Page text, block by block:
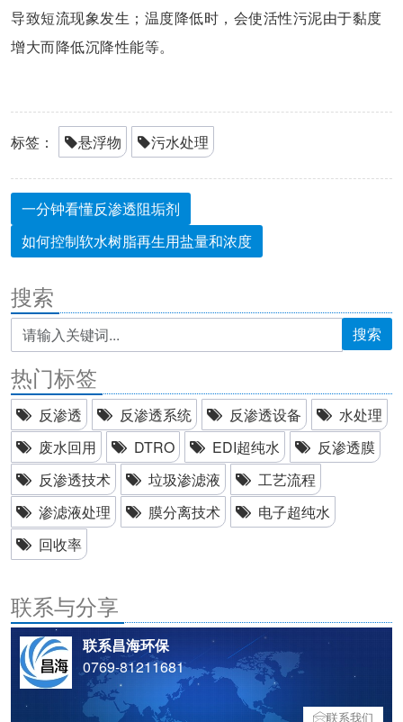
导致短流现象发生；温度降低时，会使活性污泥由于黏度
增大而降低沉降性能等。
标签： 悬浮物 污水处理
一分钟看懂反渗透阻垢剂
如何控制软水树脂再生用盐量和浓度
搜索
搜索
热门标签
反渗透 反渗透系统 反渗透设备
水处理
废水回用
DTRO EDI超纯水
反渗透膜
反渗透技术
垃圾渗滤液
工艺流程
渗滤液处理
膜分离技术
电子超纯水
回收率
联系与分享
联系昌海环保
0769-81211681
联系我们